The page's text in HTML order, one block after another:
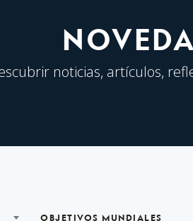
noticias, artículos,
OBJETIVOS MUNDIALES